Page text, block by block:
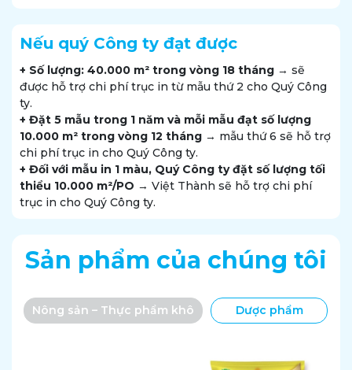
Nếu quý Công ty đạt được
+ Số lượng: 40.000 m² trong vòng 18 tháng → sẽ
được hỗ trợ chi phí trục in từ mẫu thứ 2 cho Quý Công
ty.
+ Đặt 5 mẫu trong 1 năm và mỗi mẫu đạt số lượng
10.000 m² trong vòng 12 tháng → mẫu thứ 6 sẽ hỗ trợ
chi phí trục in cho Quý Công ty.
+ Đối với mẫu in 1 màu, Quý Công ty đặt số lượng tối
thiểu 10.000 m²/PO → Việt Thành sẽ hỗ trợ chi phí
trục in cho Quý Công ty.
Sản phẩm của chúng tôi
Nông sản – Thực phẩm khô Dược phẩm